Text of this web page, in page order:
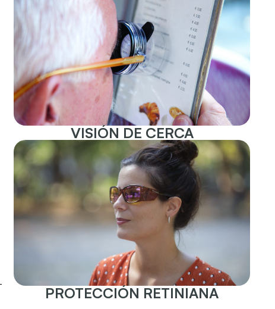
VISIÓN DE CERCA
PROTECCIÓN RETINIANA